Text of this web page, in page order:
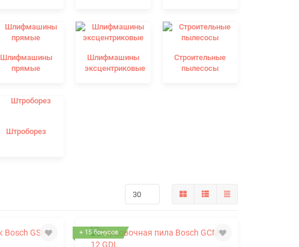
Шлифмашины
прямые
Шлифмашины
эксцентриковые
Строительные
пылесосы
Штроборез
+ 15 бонусов